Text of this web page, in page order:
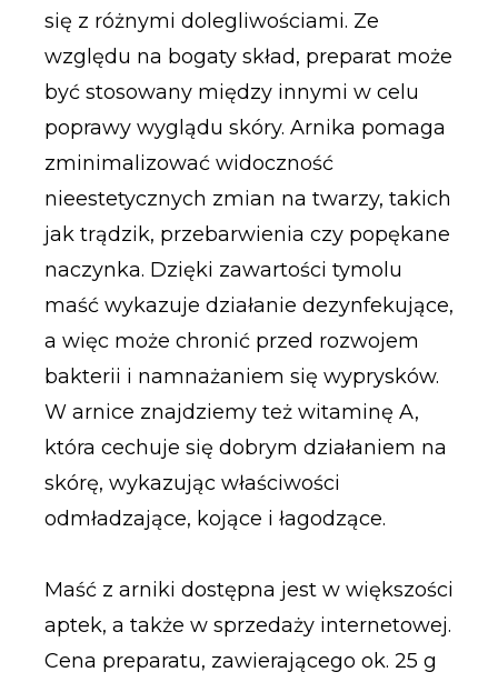
się z różnymi dolegliwościami. Ze
względu na bogaty skład, preparat może
być stosowany między innymi w celu
poprawy wyglądu skóry. Arnika pomaga
zminimalizować widoczność
nieestetycznych zmian na twarzy, takich
jak trądzik, przebarwienia czy popękane
naczynka. Dzięki zawartości tymolu
maść wykazuje działanie dezynfekujące,
a więc może chronić przed rozwojem
bakterii i namnażaniem się wyprysków.
W arnice znajdziemy też witaminę A,
która cechuje się dobrym działaniem na
skórę, wykazując właściwości
odmładzające, kojące i łagodzące.
Maść z arniki dostępna jest w większości
aptek, a także w sprzedaży internetowej.
Cena preparatu, zawierającego ok. 25 g